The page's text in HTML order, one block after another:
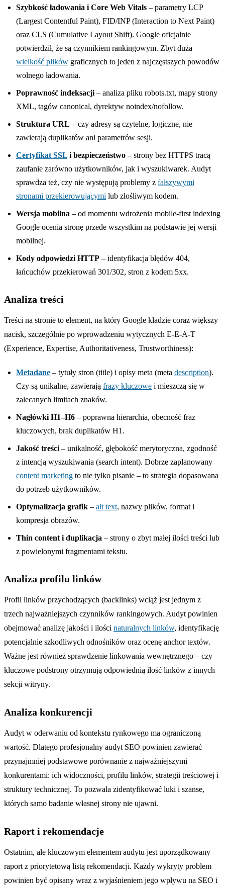
Szybkość ładowania i Core Web Vitals – parametry LCP
(Largest Contentful Paint), FID/INP (Interaction to Next Paint)
oraz CLS (Cumulative Layout Shift). Google oficjalnie
potwierdził, że są czynnikiem rankingowym. Zbyt duża
wielkość plików graficznych to jeden z najczęstszych powodów
wolnego ładowania.
Poprawność indeksacji – analiza pliku robots.txt, mapy strony
XML, tagów canonical, dyrektyw noindex/nofollow.
Struktura URL – czy adresy są czytelne, logiczne, nie
zawierają duplikatów ani parametrów sesji.
Certyfikat SSL i bezpieczeństwo – strony bez HTTPS tracą
zaufanie zarówno użytkowników, jak i wyszukiwarek. Audyt
sprawdza też, czy nie występują problemy z fałszywymi
stronami przekierowującymi lub złośliwym kodem.
Wersja mobilna – od momentu wdrożenia mobile-first indexing
Google ocenia stronę przede wszystkim na podstawie jej wersji
mobilnej.
Kody odpowiedzi HTTP – identyfikacja błędów 404,
łańcuchów przekierowań 301/302, stron z kodem 5xx.
Analiza treści
Treści na stronie to element, na który Google kładzie coraz większy
nacisk, szczególnie po wprowadzeniu wytycznych E-E-A-T
(Experience, Expertise, Authoritativeness, Trustworthiness):
Metadane – tytuły stron (title) i opisy meta (meta description).
Czy są unikalne, zawierają frazy kluczowe i mieszczą się w
zalecanych limitach znaków.
Nagłówki H1–H6 – poprawna hierarchia, obecność fraz
kluczowych, brak duplikatów H1.
Jakość treści – unikalność, głębokość merytoryczna, zgodność
z intencją wyszukiwania (search intent). Dobrze zaplanowany
content marketing to nie tylko pisanie – to strategia dopasowana
do potrzeb użytkowników.
Optymalizacja grafik – alt text, nazwy plików, format i
kompresja obrazów.
Thin content i duplikacja – strony o zbyt małej ilości treści lub
z powielonymi fragmentami tekstu.
Analiza profilu linków
Profil linków przychodzących (backlinks) wciąż jest jednym z
trzech najważniejszych czynników rankingowych. Audyt powinien
obejmować analizę jakości i ilości naturalnych linków, identyfikację
potencjalnie szkodliwych odnośników oraz ocenę anchor textów.
Ważne jest również sprawdzenie linkowania wewnętrznego – czy
kluczowe podstrony otrzymują odpowiednią ilość linków z innych
sekcji witryny.
Analiza konkurencji
Audyt w oderwaniu od kontekstu rynkowego ma ograniczoną
wartość. Dlatego profesjonalny audyt SEO powinien zawierać
przynajmniej podstawowe porównanie z najważniejszymi
konkurentami: ich widoczności, profilu linków, strategii treściowej i
struktury technicznej. To pozwala zidentyfikować luki i szanse,
których samo badanie własnej strony nie ujawni.
Raport i rekomendacje
Ostatnim, ale kluczowym elementem audytu jest uporządkowany
raport z priorytetową listą rekomendacji. Każdy wykryty problem
powinien być opisany wraz z wyjaśnieniem jego wpływu na SEO i